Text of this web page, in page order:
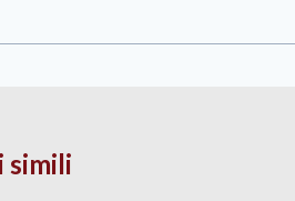
simili